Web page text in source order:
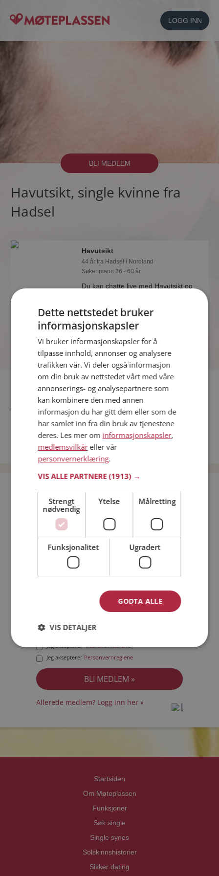
LOGG INN
BLI MEDLEM
Havutsikt, single kvinne fra
Hadsel
Havutsikt
44 år fra Hadsel i Nordland
Søker mann 36 - 60 år
Du kan chatte live med Havutsikt og
å bli medlem.
Fler single
Flere singlekvinner fra Hadsel:Frid,Nat,Dina
Menn fra Hadsel
Date kvinner i Norge
Date menn i Norge
Bli medlem gratis!
Jeg er en: Mann Kvinne
Min alder:
Jeg akseptererMedlemsvilkårene
Jeg aksepterer Personvernreglene
Allerede medlem? Logg inn her »
Startsiden
Om Møteplassen
Funksjoner
Søk single
Single synes
Solskinnshistorier
Sikker dating
Dette nettstedet bruker
informasjonskapsler
Vi bruker informasjonskapsler for å
tilpasse innhold, annonser og analysere
trafikken vår. Vi deler også informasjon
om din bruk av nettstedet vårt med våre
annonserings- og analysepartnere som
kan kombinere den med annen
informasjon du har gitt dem eller som de
har samlet inn fra din bruk av tjenestene
deres. Les mer om informasjonskapsler,
medlemsvilkåreller vår
personvernerklæring.
VIS ALLE PARTNERE(1913) →
Strengt
nødvendig
Ytelse Målretting
Funksjonalitet Ugradert
GODTA ALLE
VIS DETALJER